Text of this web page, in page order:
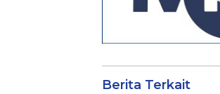
Berita Terkait